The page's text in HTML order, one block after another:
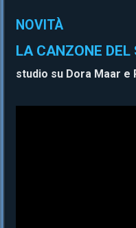
NOVITÀ
LA CANZONE
studio su Dora Maar e